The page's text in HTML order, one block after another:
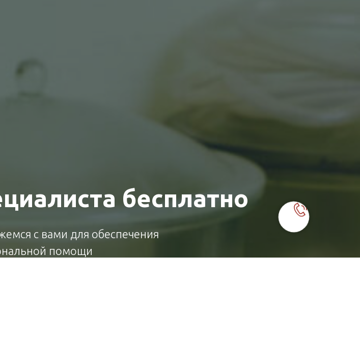
бесплатно
с вами для обеспечения
помощи